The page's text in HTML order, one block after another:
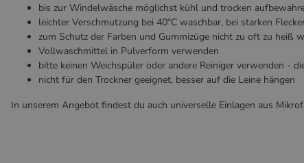
bis zur Windelwäsche möglichst kühl und trocken
leichter Verschmutzung bei 40°C waschbar, bei starken
zum Schutz der Farben und Gummizüge nicht zu oft zu heiß
Vollwaschmittel in Pulverform verwenden
bitte keinen Weichspüler oder andere Reiniger verwenden -
nicht für den Trockner geeignet, besser auf die Leine hängen
In unserem Angebot findest du auch universelle Einlagen aus